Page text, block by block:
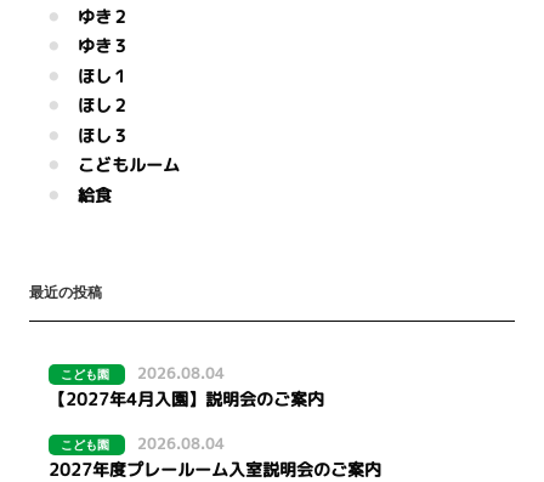
ゆき２
ゆき３
ほし１
ほし２
ほし３
こどもルーム
給食
最近の投稿
こども園 2026.08.04
【2027年4月入園】説明会のご案内
こども園 2026.08.04
2027年度プレールーム入室説明会のご案内